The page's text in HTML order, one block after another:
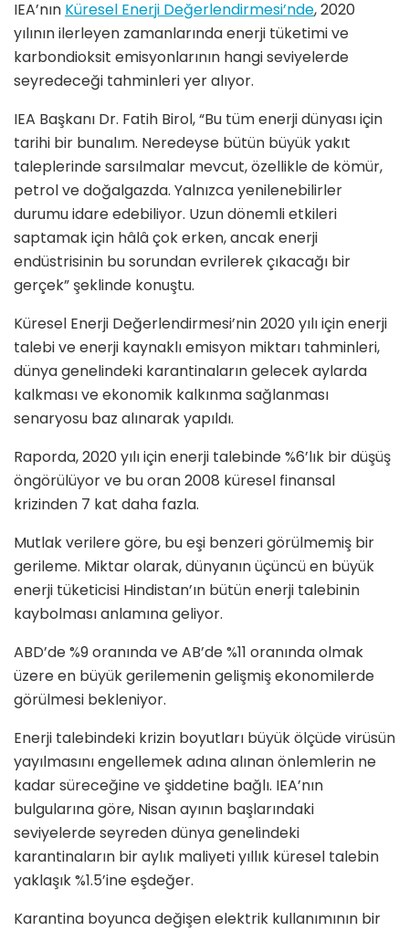
IEA’nın Küresel Enerji Değerlendirmesi’nde, 2020
yılının ilerleyen zamanlarında enerji tüketimi ve
karbondioksit emisyonlarının hangi seviyelerde
seyredeceği tahminleri yer alıyor.
IEA Başkanı Dr. Fatih Birol, “Bu tüm enerji dünyası için
tarihi bir bunalım. Neredeyse bütün büyük yakıt
taleplerinde sarsılmalar mevcut, özellikle de kömür,
petrol ve doğalgazda. Yalnızca yenilenebilirler
durumu idare edebiliyor. Uzun dönemli etkileri
saptamak için hâlâ çok erken, ancak enerji
endüstrisinin bu sorundan evrilerek çıkacağı bir
gerçek” şeklinde konuştu.
Küresel Enerji Değerlendirmesi’nin 2020 yılı için enerji
talebi ve enerji kaynaklı emisyon miktarı tahminleri,
dünya genelindeki karantinaların gelecek aylarda
kalkması ve ekonomik kalkınma sağlanması
senaryosu baz alınarak yapıldı.
Raporda, 2020 yılı için enerji talebinde %6’lık bir düşüş
öngörülüyor ve bu oran 2008 küresel finansal
krizinden 7 kat daha fazla.
Mutlak verilere göre, bu eşi benzeri görülmemiş bir
gerileme. Miktar olarak, dünyanın üçüncü en büyük
enerji tüketicisi Hindistan’ın bütün enerji talebinin
kaybolması anlamına geliyor.
ABD’de %9 oranında ve AB’de %11 oranında olmak
üzere en büyük gerilemenin gelişmiş ekonomilerde
görülmesi bekleniyor.
Enerji talebindeki krizin boyutları büyük ölçüde virüsün
yayılmasını engellemek adına alınan önlemlerin ne
kadar süreceğine ve şiddetine bağlı. IEA’nın
bulgularına göre, Nisan ayının başlarındaki
seviyelerde seyreden dünya genelindeki
karantinaların bir aylık maliyeti yıllık küresel talebin
yaklaşık %1.5’ine eşdeğer.
Karantina boyunca değişen elektrik kullanımının bir